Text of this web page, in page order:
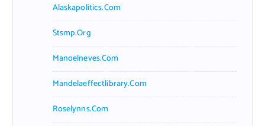
Alaskapolitics.com
Stsmp.org
Manoelneves.com
Mandelaeffectlibrary.com
Roselynns.com